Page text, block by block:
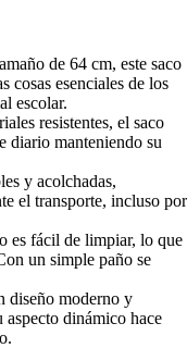
de 64 cm, este saco
cosas esenciales de los
escolar.
resistentes, el saco
diario manteniendo su
y acolchadas,
el transporte, incluso por
es fácil de limpiar, lo que
un simple paño se
diseño moderno y
dinámico hace